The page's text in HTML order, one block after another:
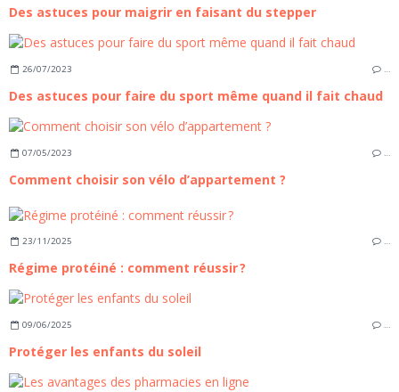
Des astuces pour maigrir en faisant du stepper
26/07/2023 …
Des astuces pour faire du sport même quand il fait chaud
07/05/2023 …
Comment choisir son vélo d’appartement ?
23/11/2025 …
Régime protéiné : comment réussir ?
09/06/2025 …
Protéger les enfants du soleil